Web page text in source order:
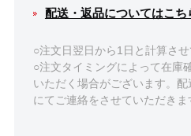
配送・返品についてはこち
○注文日翌日から1日と計算させ
○注文タイミングによって在庫
いただく場合がございます。
にてご連絡をさせていただきま